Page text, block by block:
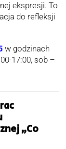
ekspresji. To
do refleksji
w godzinach
17:00, sob –
„Co